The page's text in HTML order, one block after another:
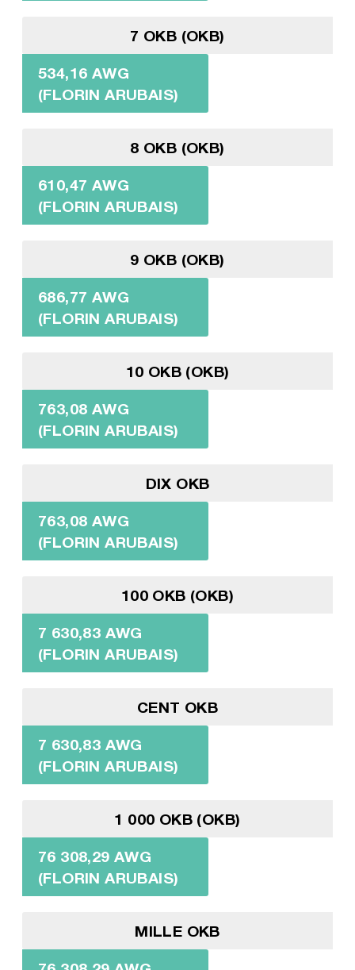
7 OKB (OKB)
534,16 AWG
(FLORIN ARUBAIS)
8 OKB (OKB)
610,47 AWG
(FLORIN ARUBAIS)
9 OKB (OKB)
686,77 AWG
(FLORIN ARUBAIS)
10 OKB (OKB)
763,08 AWG
(FLORIN ARUBAIS)
DIX OKB
763,08 AWG
(FLORIN ARUBAIS)
100 OKB (OKB)
7 630,83 AWG
(FLORIN ARUBAIS)
CENT OKB
7 630,83 AWG
(FLORIN ARUBAIS)
1 000 OKB (OKB)
76 308,29 AWG
(FLORIN ARUBAIS)
MILLE OKB